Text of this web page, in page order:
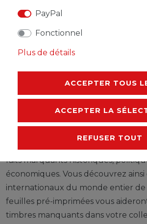
AUTRES DÉTAILS
RESPONSABLE DE L'UE
Les timbres illustrent de grands
faits marquants historiques,
économiques. Vous découvrez
internationaux du monde entier de
feuilles pré-imprimées vous
timbres manquants dans votre
PayPal
Fonctionnel
Plus de détails
ACCEPTER TOUS
ACCEPTER LA
REFUSER TOUT